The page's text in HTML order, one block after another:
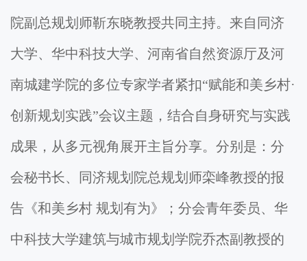
院副总规划师靳东晓教授共同主持。来自同济
大学、华中科技大学、河南省自然资源厅及河
南城建学院的多位专家学者紧扣“赋能和美乡村·
创新规划实践”会议主题，结合自身研究与实践
成果，从多元视角展开主旨分享。分别是：分
会秘书长、同济规划院总规划师栾峰教授的报
告《和美乡村 规划有为》；分会青年委员、华
中科技大学建筑与城市规划学院乔杰副教授的